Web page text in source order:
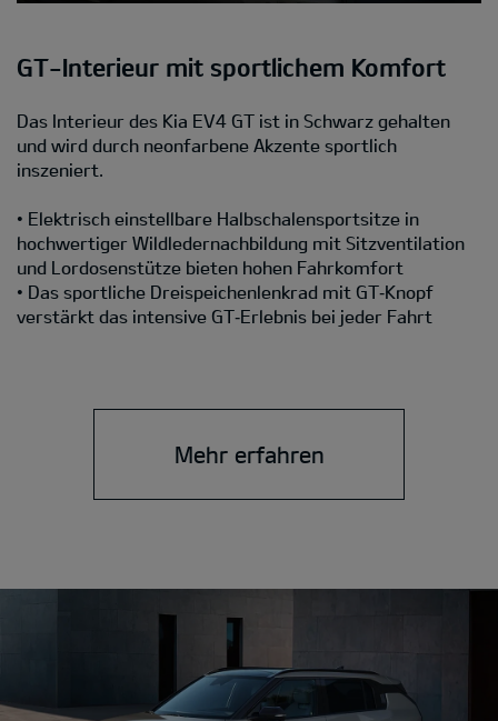
GT-Interieur mit sportlichem Komfort
Das Interieur des Kia EV4 GT ist in Schwarz gehalten
und wird durch neonfarbene Akzente sportlich
inszeniert.
• Elektrisch einstellbare Halbschalensportsitze in
hochwertiger Wildledernachbildung mit Sitzventilation
und Lordosenstütze bieten hohen Fahrkomfort
• Das sportliche Dreispeichenlenkrad mit GT‑Knopf
verstärkt das intensive GT‑Erlebnis bei jeder Fahrt
Mehr erfahren